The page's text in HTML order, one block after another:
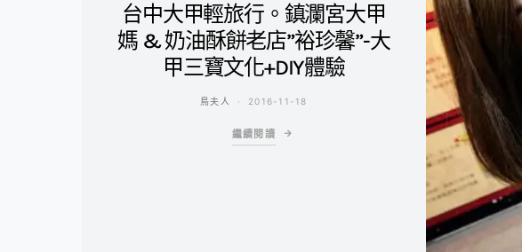
台中大甲輕旅行。鎮瀾宮大甲
媽 & 奶油酥餅老店”裕珍馨”-大
甲三寶文化+DIY體驗
鳥夫人 2016-11-18
繼續閱讀